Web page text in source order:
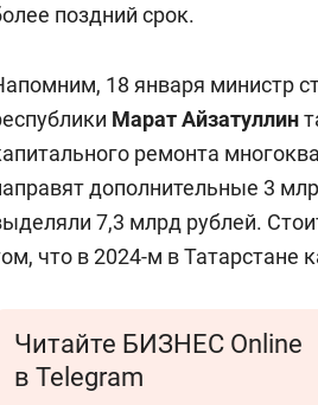
поздний срок.
18 января министр
Марат Айзатуллин
ремонта
дополнительные 3
7,3 млрд рублей.
что в 2024-м в Татарстане
Читайте БИЗНЕС Online
в Telegram